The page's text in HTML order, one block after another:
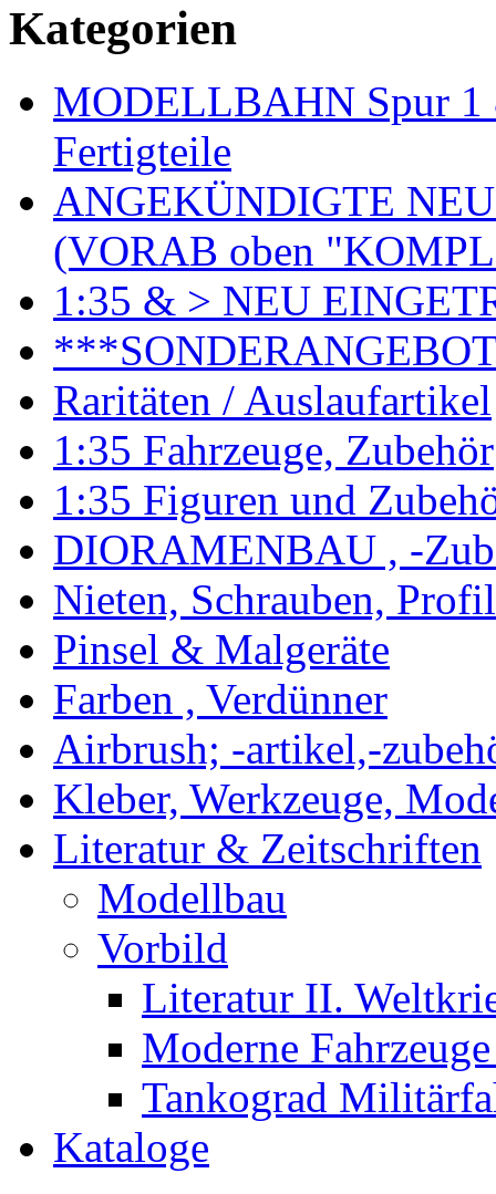
Kategorien
MODELLBAHN Spur 1
Fertigteile
ANGEKÜNDIGTE
(VORAB oben
1:35 & > NEU
Raritäten / Auslaufartikel
1:35 Fahrzeuge, Zubehör
1:35 Figuren und
DIORAMENBAU , -
Nieten, Schrauben,
Pinsel & Malgeräte
Farben , Verdünner
Airbrush; -artikel,-
Kleber, Werkzeuge,
Literatur & Zeitschriften
Modellbau
Vorbild
Literatur II.
Moderne
Tankograd
Kataloge